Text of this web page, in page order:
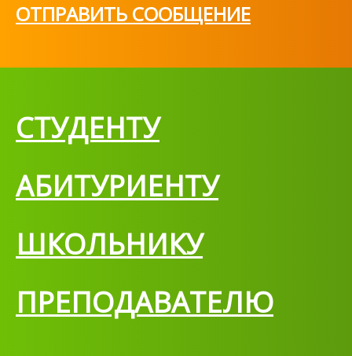
ОТПРАВИТЬ СООБЩЕНИЕ
СТУДЕНТУ
АБИТУРИЕНТУ
ШКОЛЬНИКУ
ПРЕПОДАВАТЕЛЮ